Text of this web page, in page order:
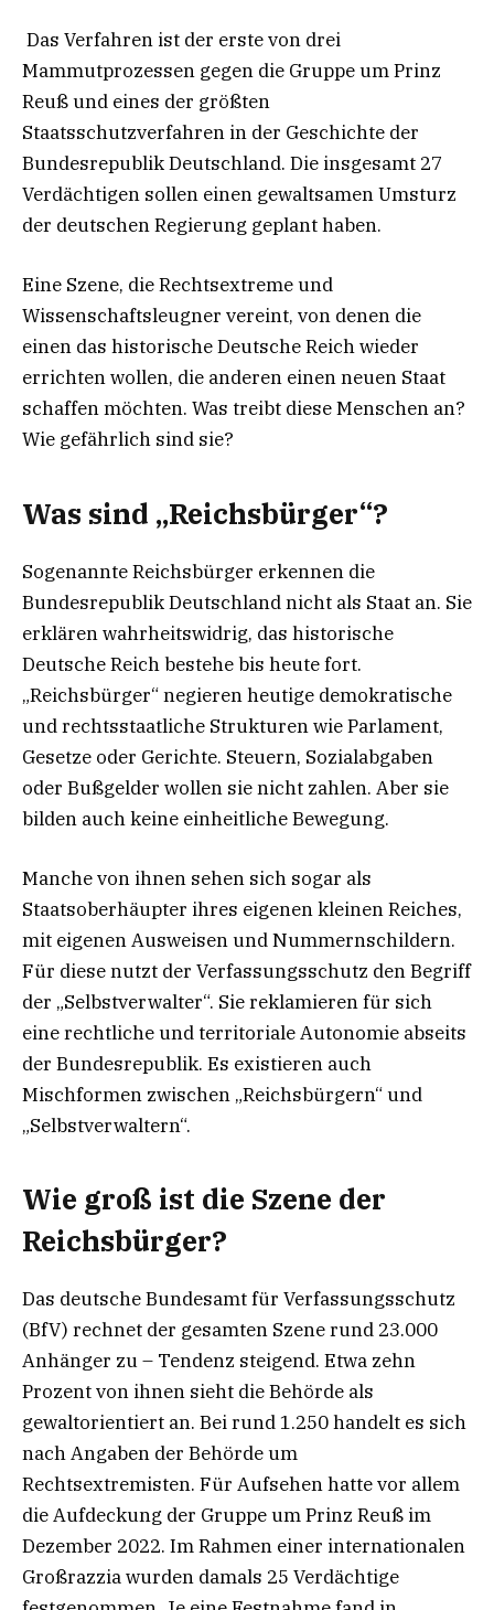
Das Verfahren ist der erste von drei
Mammutprozessen gegen die Gruppe um Prinz
Reuß und eines der größten
Staatsschutzverfahren in der Geschichte der
Bundesrepublik Deutschland. Die insgesamt 27
Verdächtigen sollen einen gewaltsamen Umsturz
der deutschen Regierung geplant haben.
Eine Szene, die Rechtsextreme und
Wissenschaftsleugner vereint, von denen die
einen das historische Deutsche Reich wieder
errichten wollen, die anderen einen neuen Staat
schaffen möchten. Was treibt diese Menschen an?
Wie gefährlich sind sie?
Was sind „Reichsbürger“?
Sogenannte Reichsbürger erkennen die
Bundesrepublik Deutschland nicht als Staat an. Sie
erklären wahrheitswidrig, das historische
Deutsche Reich bestehe bis heute fort.
„Reichsbürger“ negieren heutige demokratische
und rechtsstaatliche Strukturen wie Parlament,
Gesetze oder Gerichte. Steuern, Sozialabgaben
oder Bußgelder wollen sie nicht zahlen. Aber sie
bilden auch keine einheitliche Bewegung.
Manche von ihnen sehen sich sogar als
Staatsoberhäupter ihres eigenen kleinen Reiches,
mit eigenen Ausweisen und Nummernschildern.
Für diese nutzt der Verfassungsschutz den Begriff
der „Selbstverwalter“. Sie reklamieren für sich
eine rechtliche und territoriale Autonomie abseits
der Bundesrepublik. Es existieren auch
Mischformen zwischen „Reichsbürgern“ und
„Selbstverwaltern“.
Wie groß ist die Szene der
Reichsbürger?
Das deutsche Bundesamt für Verfassungsschutz
(BfV) rechnet der gesamten Szene rund 23.000
Anhänger zu – Tendenz steigend. Etwa zehn
Prozent von ihnen sieht die Behörde als
gewaltorientiert an. Bei rund 1.250 handelt es sich
nach Angaben der Behörde um
Rechtsextremisten. Für Aufsehen hatte vor allem
die Aufdeckung der Gruppe um Prinz Reuß im
Dezember 2022. Im Rahmen einer internationalen
Großrazzia wurden damals 25 Verdächtige